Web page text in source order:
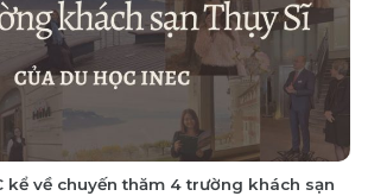
kể về chuyến thăm 4 trường khách sạn